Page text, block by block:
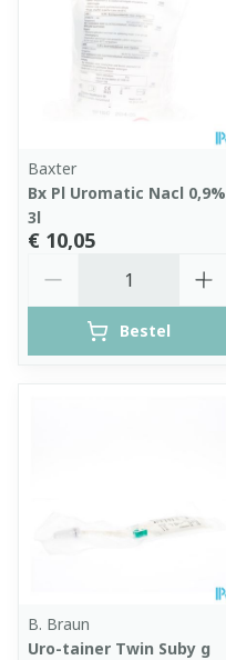
Baxter
Bx Pl Uromatic Nacl 0,9%
3l
€ 10,05
Bestel
B. Braun
Uro-tainer Twin Suby g